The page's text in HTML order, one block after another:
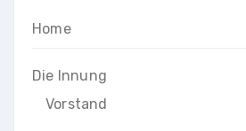
Home
Die Innung
Vorstand